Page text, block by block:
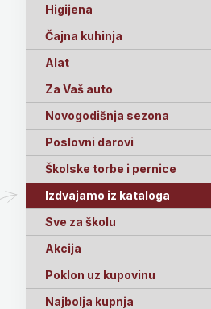
Higijena
Čajna kuhinja
Alat
Za Vaš auto
Novogodišnja sezona
Poslovni darovi
Školske torbe i pernice
Izdvajamo iz kataloga
Sve za školu
Akcija
Poklon uz kupovinu
Najbolja kupnja